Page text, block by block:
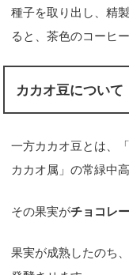
種子を取り出し、精
ると、茶色のコーヒ
カカオ豆について
一方カカオ豆とは、
カカオ属」の常緑中
その果実がチョコレ
果実が成熟したのち